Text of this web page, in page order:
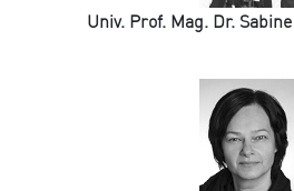
Univ. Prof. Mag. Dr.